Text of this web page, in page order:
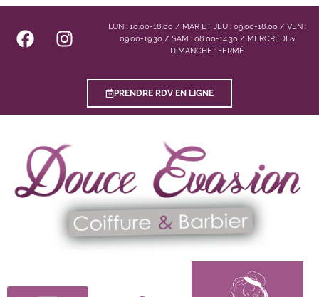
LUN : 10.00-18.00 / MAR ET JEU : 09.00-18.00 / VEN :
09.00-19.30 / SAM : 08.00-14.30 / MERCREDI &
DIMANCHE : FERMÉ
PRENDRE RDV EN LIGNE